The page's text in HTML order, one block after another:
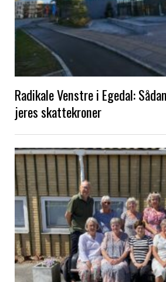
Radikale Venstre i Egedal:
jeres skattekroner